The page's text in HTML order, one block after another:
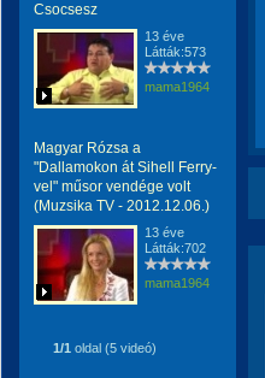
Csocsesz
13 éve
Látták:573
mama1964
Magyar Rózsa a
"Dallamokon át Sihell Ferry-
vel" műsor vendége volt
(Muzsika TV - 2012.12.06.)
13 éve
Látták:702
mama1964
1/1 oldal (5 videó)